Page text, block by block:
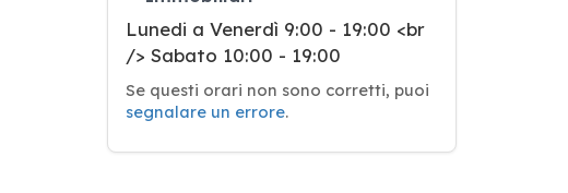
Lunedi a Venerdì 9:00 - 19:00 <br
/> Sabato 10:00 - 19:00
Se questi orari non sono corretti, puoi
segnalare un errore.